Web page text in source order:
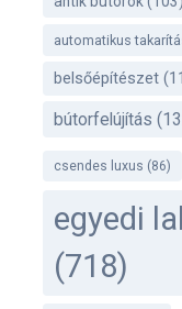
automatikus
belsőépítészet
bútorfelújítás
csendes luxus (86)
egyedi
(718)